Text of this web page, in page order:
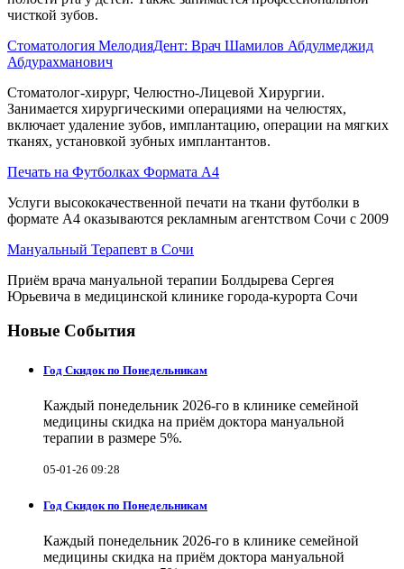
чисткой зубов.
Стоматология МелодияДент: Врач Шамилов Абдулмеджид
Абдурахманович
Стоматолог-хирург, Челюстно-Лицевой Хирургии.
Занимается хирургическими операциями на челюстях,
включает удаление зубов, имплантацию, операции на мягких
тканях, установкой зубных имплантантов.
Печать на Футболках Формата А4
Услуги высококачественной печати на ткани футболки в
формате А4 оказываются рекламным агентством Сочи с 2009
Мануальный Терапевт в Сочи
Приём врача мануальной терапии Болдырева Сергея
Юрьевича в медицинской клинике города-курорта Сочи
Новые События
Год Скидок по Понедельникам
Каждый понедельник 2026-го в клинике семейной
медицины скидка на приём доктора мануальной
терапии в размере 5%.
05-01-26 09:28
Год Скидок по Понедельникам
Каждый понедельник 2026-го в клинике семейной
медицины скидка на приём доктора мануальной